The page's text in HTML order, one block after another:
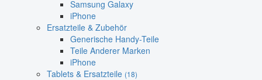
Samsung Galaxy
iPhone
Ersatzteile & Zubehör
Generische Handy-Teile
Teile Anderer Marken
iPhone
Tablets & Ersatzteile (18)